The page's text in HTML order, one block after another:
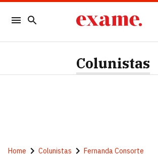
Colunistas
Home Colunistas Fernanda Consorte